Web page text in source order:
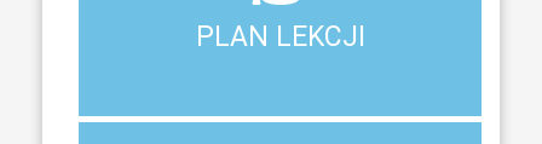
PLAN LEKCJI
PLAN LEKCJI